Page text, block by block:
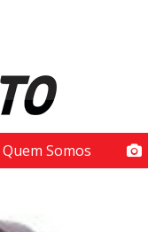
Quem Somos